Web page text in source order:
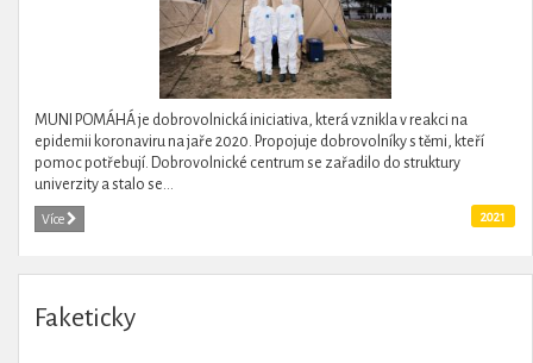
MUNI POMÁHÁ je dobrovolnická iniciativa, která vznikla v reakci na
epidemii koronaviru na jaře 2020. Propojuje dobrovolníky s těmi, kteří
pomoc potřebují. Dobrovolnické centrum se zařadilo do struktury
univerzity a stalo se...
Více 2021
Faketicky